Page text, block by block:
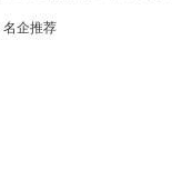
名企推荐